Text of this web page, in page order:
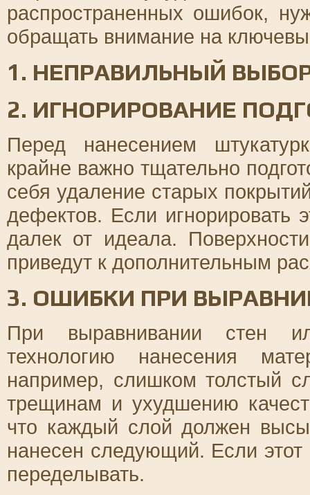
распространенных ошибок,
обращать внимание на
1. НЕПРАВИЛЬНЫЙ
2. ИГНОРИРОВАНИЕ
Перед нанесением
крайне важно тщательно
себя удаление старых
дефектов. Если игнорировать
далек от идеала.
приведут к дополнительным
3. ОШИБКИ ПРИ
При выравнивании стен
технологию нанесения
например, слишком толстый
трещинам и ухудшению
что каждый слой должен
нанесен следующий. Если
переделывать.